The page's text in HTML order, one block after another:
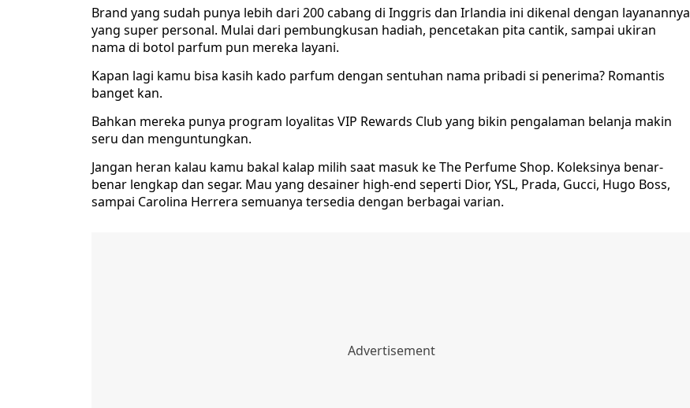
Brand yang sudah punya lebih dari 200 cabang di Inggris dan Irlandia ini dikenal dengan layanannya
yang super personal. Mulai dari pembungkusan hadiah, pencetakan pita cantik, sampai ukiran
nama di botol parfum pun mereka layani.
Kapan lagi kamu bisa kasih kado parfum dengan sentuhan nama pribadi si penerima? Romantis
banget kan.
Bahkan mereka punya program loyalitas VIP Rewards Club yang bikin pengalaman belanja makin
seru dan menguntungkan.
Jangan heran kalau kamu bakal kalap milih saat masuk ke The Perfume Shop. Koleksinya benar-
benar lengkap dan segar. Mau yang desainer high-end seperti Dior, YSL, Prada, Gucci, Hugo Boss,
sampai Carolina Herrera semuanya tersedia dengan berbagai varian.